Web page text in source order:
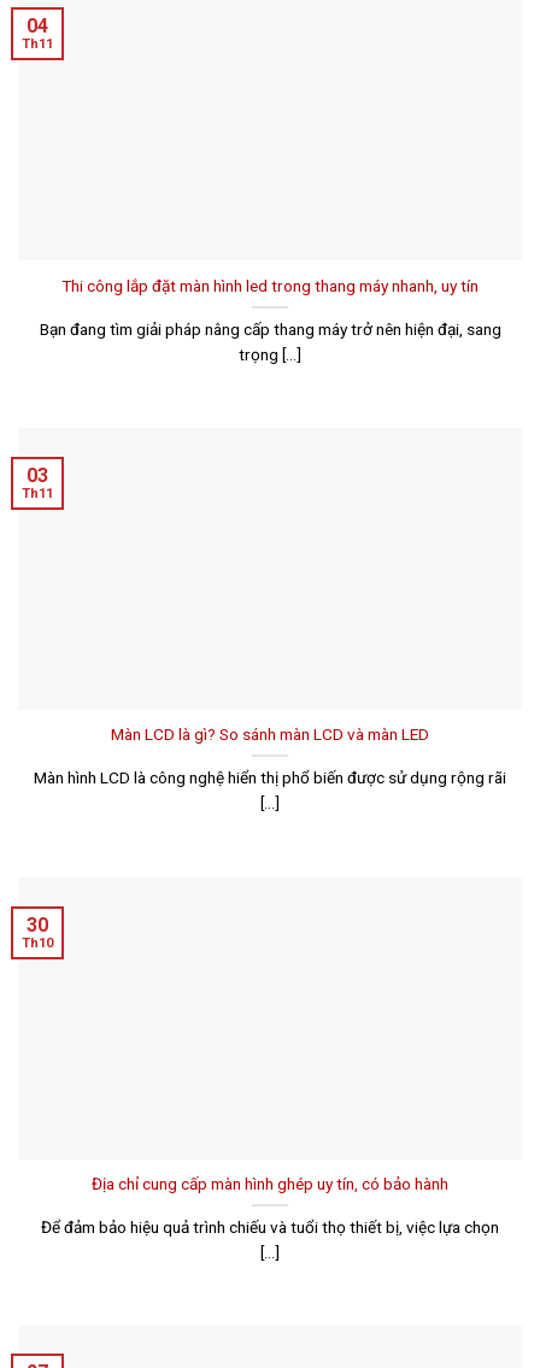
Thi công lắp đặt màn hình led trong thang máy nhanh, uy tín
Bạn đang tìm giải pháp nâng cấp thang máy trở nên hiện đại, sang
trọng [...]
04
Th11
Màn LCD là gì? So sánh màn LCD và màn LED
Màn hình LCD là công nghệ hiển thị phổ biến được sử dụng rộng rãi
[...]
03
Th11
Địa chỉ cung cấp màn hình ghép uy tín, có bảo hành
Để đảm bảo hiệu quả trình chiếu và tuổi thọ thiết bị, việc lựa chọn
[...]
30
Th10